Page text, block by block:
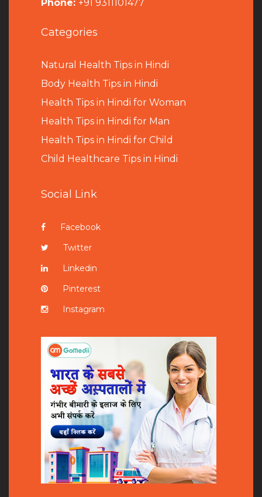
Phone: +91 9311101477
Categories
Natural Health Tips in Hindi
Body Health Tips in Hindi
Health Tips in Hindi for Woman
Health Tips in Hindi for Man
Health Tips in Hindi for Child
Child Healthcare Tips in Hindi
Social Link
Facebook
Twitter
Linkedin
Pinterest
Instagram